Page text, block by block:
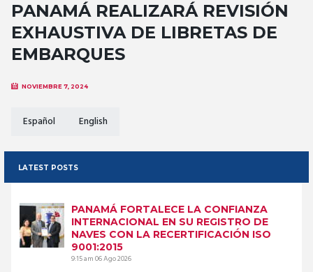
PANAMÁ REALIZARÁ REVISIÓN
EXHAUSTIVA DE LIBRETAS DE
EMBARQUES
NOVIEMBRE 7, 2024
Español English
LATEST POSTS
PANAMÁ FORTALECE LA CONFIANZA
INTERNACIONAL EN SU REGISTRO DE
NAVES CON LA RECERTIFICACIÓN ISO
9001:2015
9:15 am06 Ago 2026